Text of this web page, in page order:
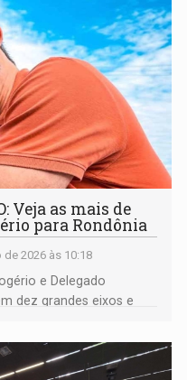
Veja as mais de
para Rondônia
2026 às 10:18
e Delegado
dez grandes eixos e